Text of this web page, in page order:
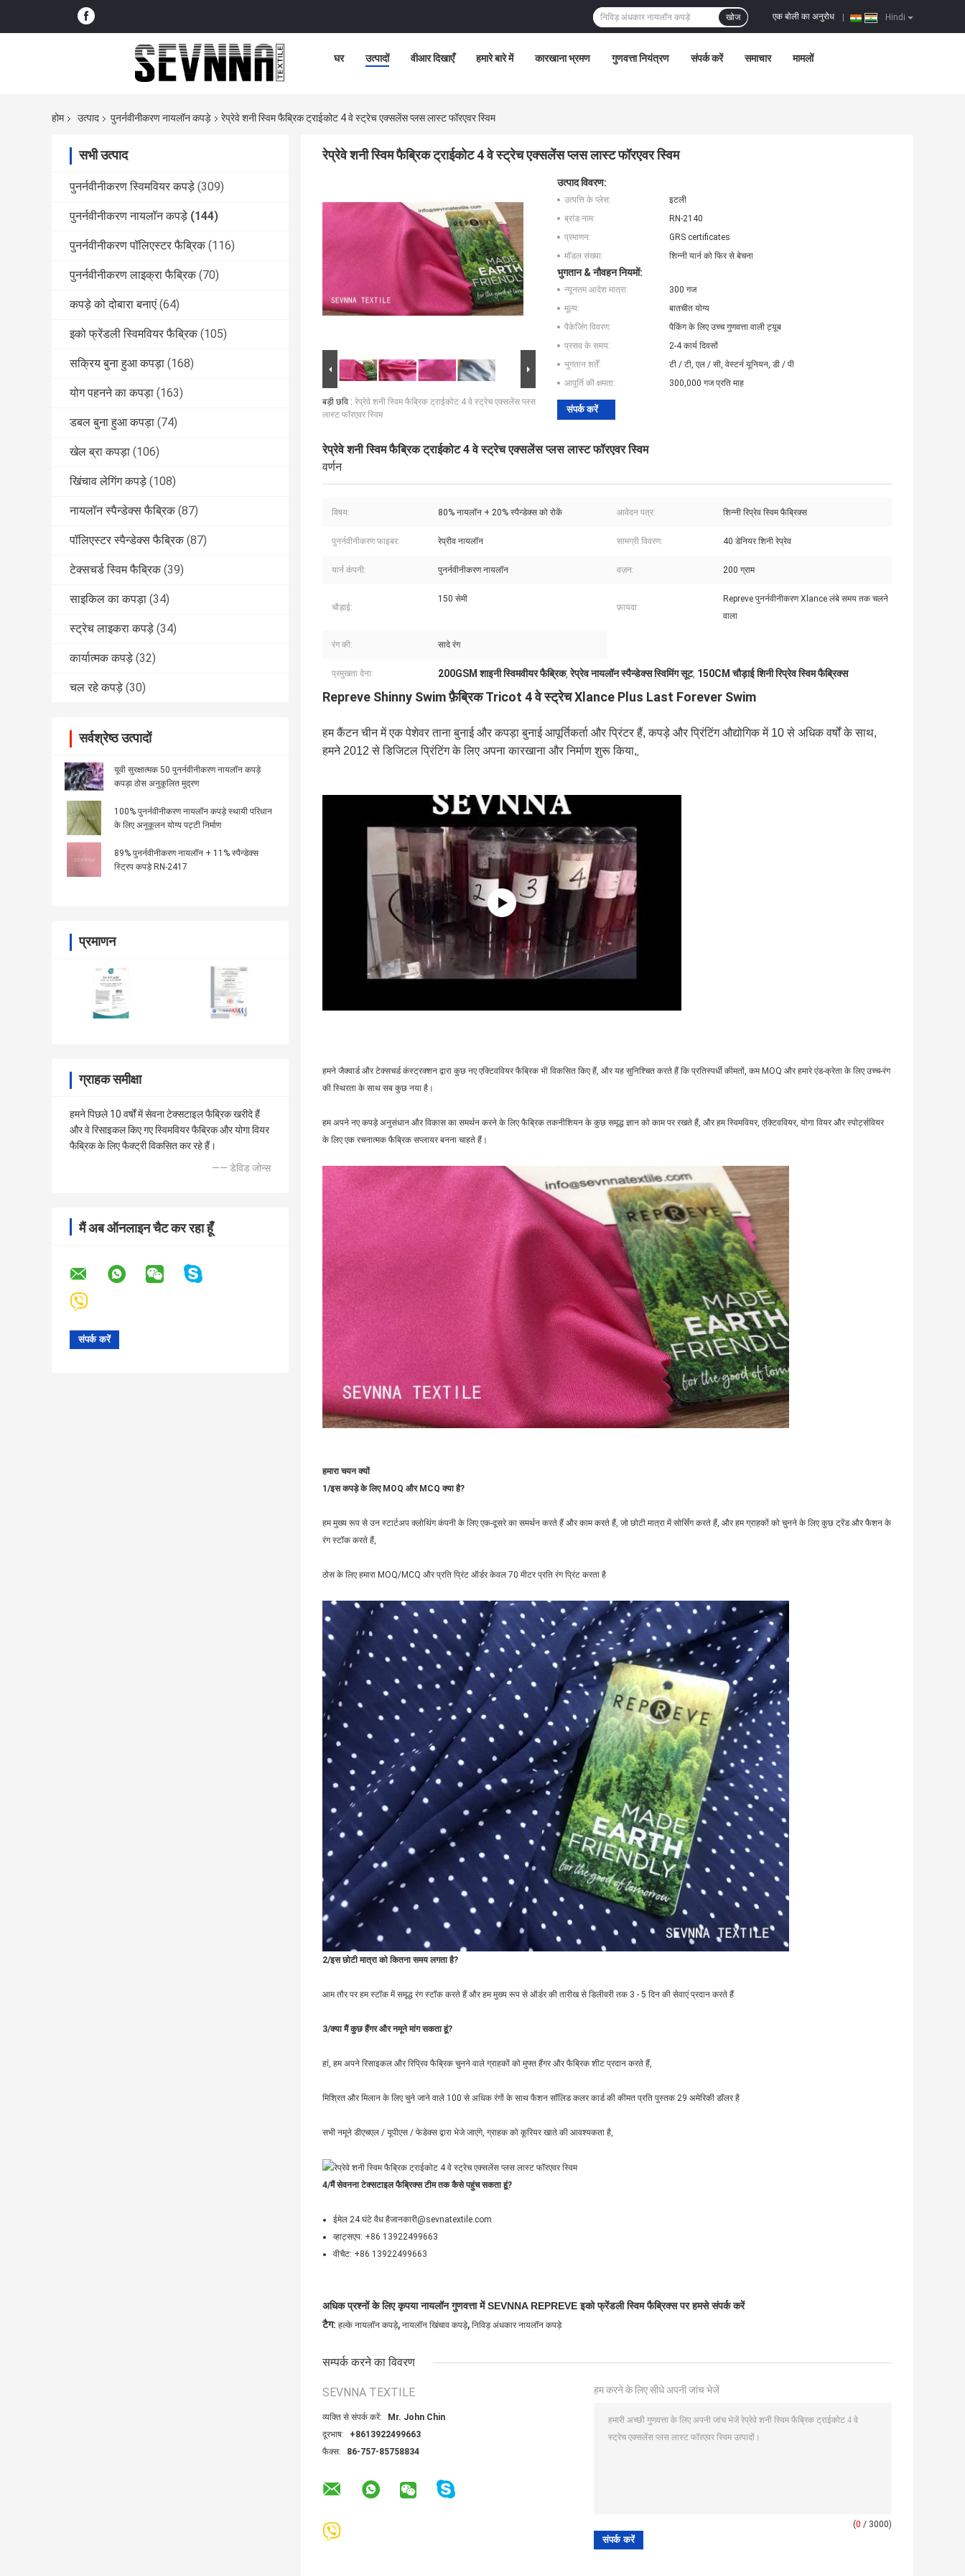
Hindi
एक बोली का अनुरोध
खोज
घर उत्पादों वीआर दिखाएँ हमारे बारे में कारखाना भ्रमण गुणवत्ता नियंत्रण संपर्क करें समाचार मामलों
होम उत्पाद पुनर्नवीनीकरण नायलॉन कपड़े रेप्रेवे शनी स्विम फैब्रिक ट्राईकोट 4 वे स्ट्रेच एक्सलेंस प्लस लास्ट फॉरएवर स्विम
सभी उत्पाद
पुनर्नवीनीकरण स्विमवियर कपड़े (309)
पुनर्नवीनीकरण नायलॉन कपड़े (144)
पुनर्नवीनीकरण पॉलिएस्टर फैब्रिक (116)
पुनर्नवीनीकरण लाइक्रा फैब्रिक (70)
कपड़े को दोबारा बनाएं (64)
इको फ्रेंडली स्विमवियर फैब्रिक (105)
सक्रिय बुना हुआ कपड़ा (168)
योग पहनने का कपड़ा (163)
डबल बुना हुआ कपड़ा (74)
खेल ब्रा कपड़ा (106)
खिंचाव लेगिंग कपड़े (108)
नायलॉन स्पैन्डेक्स फैब्रिक (87)
पॉलिएस्टर स्पैन्डेक्स फैब्रिक (87)
टेक्सचर्ड स्विम फैब्रिक (39)
साइकिल का कपड़ा (34)
स्ट्रेच लाइकरा कपड़े (34)
कार्यात्मक कपड़े (32)
चल रहे कपड़े (30)
सर्वश्रेष्ठ उत्पादों
यूवी सुरक्षात्मक 50 पुनर्नवीनीकरण नायलॉन कपड़े
कपड़ा ठोस अनुकूलित मुद्रण
100% पुनर्नवीनीकरण नायलॉन कपड़े स्थायी परिधान
के लिए अनुकूलन योग्य पट्टी निर्माण
89% पुनर्नवीनीकरण नायलॉन + 11% स्पैन्डेक्स
स्ट्रिप कपड़े RN-2417
प्रमाणन
ग्राहक समीक्षा
हमने पिछले 10 वर्षों में सेवना टेक्सटाइल फैब्रिक खरीदे हैं
और वे रिसाइकल किए गए स्विमवियर फैब्रिक और योगा वियर
फैब्रिक के लिए फैक्ट्री विकसित कर रहे हैं।
—— डेविड जोन्स
मैं अब ऑनलाइन चैट कर रहा हूँ
रेप्रेवे शनी स्विम फैब्रिक ट्राईकोट 4 वे स्ट्रेच एक्सलेंस प्लस लास्ट फॉरएवर स्विम
बड़ी छवि : रेप्रेवे शनी स्विम फैब्रिक ट्राईकोट 4 वे स्ट्रेच एक्सलेंस प्लस
लास्ट फॉरएवर स्विम
उत्पाद विवरण:
उत्पत्ति के प्लेस:
इटली
ब्रांड नाम:
RN-2140
प्रमाणन:
GRS certificates
मॉडल संख्या:
शिन्नी यार्न को फिर से बेचना
भुगतान & नौवहन नियमों:
न्यूनतम आदेश मात्रा:
300 गज
मूल्य:
बातचीत योग्य
पैकेजिंग विवरण:
पैकिंग के लिए उच्च गुणवत्ता वाली ट्यूब
प्रसव के समय:
2-4 कार्य दिवसों
भुगतान शर्तें:
टी / टी, एल / सी, वेस्टर्न यूनियन, डी / पी
आपूर्ति की क्षमता:
300,000 गज प्रति माह
संपर्क करें
रेप्रेवे शनी स्विम फैब्रिक ट्राईकोट 4 वे स्ट्रेच एक्सलेंस प्लस लास्ट फॉरएवर स्विम
वर्णन
विषय: 80% नायलॉन + 20% स्पैन्डेक्स को रोकें आवेदन पत्र: शिन्नी रिप्रेव स्विम फैब्रिक्स
पुनर्नवीनीकरण फाइबर: रेप्रीव नायलॉन सामग्री विवरण: 40 डेनियर शिनी रेप्रेव
यार्न कंपनी: पुनर्नवीनीकरण नायलॉन वज़न: 200 ग्राम
चौड़ाई:
150 सेमी
फ़ायदा:
Repreve पुनर्नवीनीकरण Xlance लंबे समय तक चलने
वाला
रंग की: सादे रंग
प्रमुखता देना: 200GSM शाइनी स्विमवीयर फैब्रिक,रेप्रेव नायलॉन स्पैन्डेक्स स्विमिंग सूट, 150CM चौड़ाई शिनी रिप्रेव स्विम फैब्रिक्स
Repreve Shinny Swim फ़ैब्रिक Tricot 4 वे स्ट्रेच Xlance Plus Last Forever Swim
हम कैंटन चीन में एक पेशेवर ताना बुनाई और कपड़ा बुनाई आपूर्तिकर्ता और प्रिंटर हैं, कपड़े और प्रिंटिंग औद्योगिक में 10 से अधिक वर्षों के साथ,
हमने 2012 से डिजिटल प्रिंटिंग के लिए अपना कारखाना और निर्माण शुरू किया,,
हमने जैक्वार्ड और टेक्सचर्ड कंस्ट्रक्शन द्वारा कुछ नए एक्टिववियर फैब्रिक भी विकसित किए हैं, और यह सुनिश्चित करते हैं कि प्रतिस्पर्धी कीमतों, कम MOQ और हमारे एंड-क्रेता के लिए उच्च-रंग
की स्थिरता के साथ सब कुछ नया है।
हम अपने नए कपड़े अनुसंधान और विकास का समर्थन करने के लिए फैब्रिक तकनीशियन के कुछ समृद्ध ज्ञान को काम पर रखते हैं, और हम स्विमवियर, एक्टिववियर, योगा वियर और स्पोर्ट्सवियर
के लिए एक रचनात्मक फैब्रिक सप्लायर बनना चाहते हैं।
हमारा चयन क्यों
1/इस कपड़े के लिए MOQ और MCQ क्या है?
हम मुख्य रूप से उन स्टार्टअप क्लोथिंग कंपनी के लिए एक-दूसरे का समर्थन करते हैं और काम करते हैं, जो छोटी मात्रा में सोर्सिंग करते हैं, और हम ग्राहकों को चुनने के लिए कुछ ट्रेंड और फैशन के
रंग स्टॉक करते हैं,
ठोस के लिए हमारा MOQ/MCQ और प्रति प्रिंट ऑर्डर केवल 70 मीटर प्रति रंग प्रिंट करता है
2/इस छोटी मात्रा को कितना समय लगता है?
आम तौर पर हम स्टॉक में समृद्ध रंग स्टॉक करते हैं और हम मुख्य रूप से ऑर्डर की तारीख से डिलीवरी तक 3 - 5 दिन की सेवाएं प्रदान करते हैं
3/क्या मैं कुछ हैंगर और नमूने मांग सकता हूं?
हां, हम अपने रिसाइकल और रिप्रिव फैब्रिक चुनने वाले ग्राहकों को मुफ्त हैंगर और फैब्रिक शीट प्रदान करते हैं,
मिश्रित और मिलान के लिए चुने जाने वाले 100 से अधिक रंगों के साथ फैशन सॉलिड कलर कार्ड की कीमत प्रति पुस्तक 29 अमेरिकी डॉलर है
सभी नमूने डीएचएल / यूपीएस / फेडेक्स द्वारा भेजे जाएंगे, ग्राहक को कूरियर खाते की आवश्यकता है,
4/मैं सेवनना टेक्सटाइल फैब्रिक्स टीम तक कैसे पहुंच सकता हूं?
ईमेल 24 घंटे वैध हैजानकारी@sevnatextile.com
व्हाट्सएप: +86 13922499663
वीचैट: +86 13922499663
अधिक प्रश्नों के लिए कृपया नायलॉन गुणवत्ता में SEVNNA REPREVE इको फ्रेंडली स्विम फैब्रिक्स पर हमसे संपर्क करें
टैग: हल्के नायलॉन कपड़े, नायलॉन खिंचाव कपड़े, निविड़ अंधकार नायलॉन कपड़े
सम्पर्क करने का विवरण
SEVNNA TEXTILE
व्यक्ति से संपर्क करें:
Mr. John Chin
दूरभाष:
+8613922499663
फैक्स:
86-757-85758834
हम करने के लिए सीधे अपनी जांच भेजें
(0 / 3000)